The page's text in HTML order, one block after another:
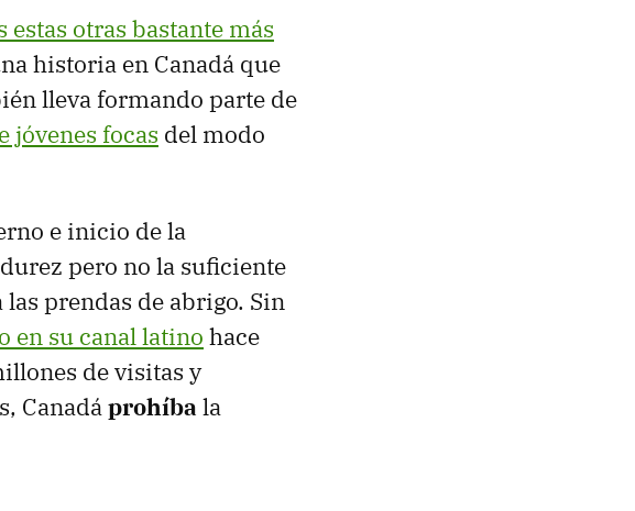
estas otras bastante más
historia en Canadá que
lleva formando parte de
jóvenes focas del modo
e inicio de la
pero no la suficiente
prendas de abrigo. Sin
en su canal latino hace
de visitas y
Canadáprohíba la